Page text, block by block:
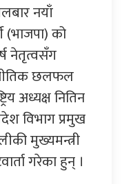
नयाँ
(भाजपा) को
नेतृत्वसँग
छलफल
अध्यक्ष नितिन
विभाग प्रमुख
मुख्यमन्त्री
गरेका हुन् ।